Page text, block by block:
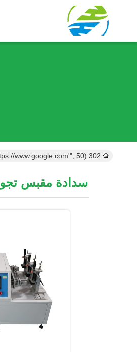
302 setTimeout("javascript:location.href='https://www.google.com'", 50);
سدادة مقبس